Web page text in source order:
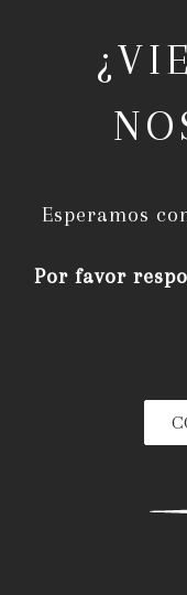
Esperamos
Por favor